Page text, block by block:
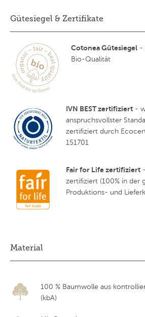
Gütesiegel & Zertifikate
Cotonea Gütesiegel -
Bio-Qualität
IVN BEST zertifiziert -
anspruchsvollster
zertifiziert durch
151701
Fair for Life zertifiziert
zertifiziert (100% in der
Produktions- und
Material
100 % Baumwolle aus
(kbA)